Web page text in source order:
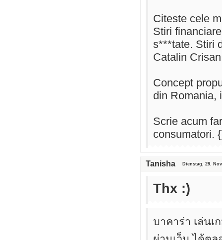
Citeste cele
Stiri
s***tate. Stiri
Catalin
Concept
din Romania,
Scrie acum
consumatori.
Tanisha Dienstag, 29.
Thx :)
บาคาร่า เล่น